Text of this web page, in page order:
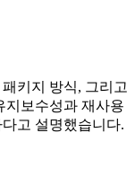
키지 방식, 그리고
지보수성과 재사용
고 설명했습니다.